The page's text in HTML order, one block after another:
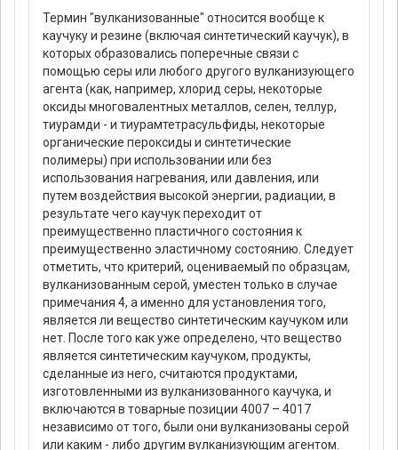
Термин "вулканизованные" относится вообще к
каучуку и резине (включая синтетический каучук), в
которых образовались поперечные связи с
помощью серы или любого другого вулканизующего
агента (как, например, хлорид серы, некоторые
оксиды многовалентных металлов, селен, теллур,
тиурамди - и тиурамтетрасульфиды, некоторые
органические пероксиды и синтетические
полимеры) при использовании или без
использования нагревания, или давления, или
путем воздействия высокой энергии, радиации, в
результате чего каучук переходит от
преимущественно пластичного состояния к
преимущественно эластичному состоянию. Следует
отметить, что критерий, оцениваемый по образцам,
вулканизованным серой, уместен только в случае
примечания 4, а именно для установления того,
является ли вещество синтетическим каучуком или
нет. После того как уже определено, что вещество
является синтетическим каучуком, продукты,
сделанные из него, считаются продуктами,
изготовленными из вулканизованного каучука, и
включаются в товарные позиции 4007 – 4017
независимо от того, были они вулканизованы серой
или каким - либо другим вулканизующим агентом.